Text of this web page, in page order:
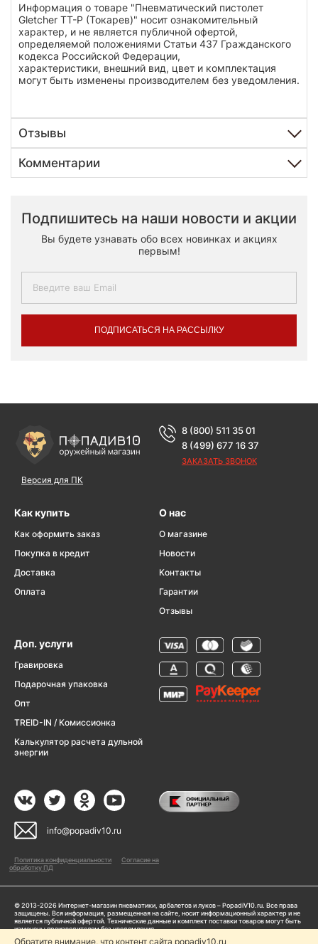
Информация о товаре "Пневматический пистолет
Gletcher TT-P (Токарев)" носит ознакомительный
характер, и не является публичной офертой,
определяемой положениями Статьи 437 Гражданского
кодекса Российской Федерации,
характеристики, внешний вид, цвет и комплектация
могут быть изменены производителем без уведомления.
Отзывы
Комментарии
Подпишитесь на наши новости и акции
Вы будете узнавать обо всех новинках и акциях
первым!
ПОДПИСАТЬСЯ НА РАССЫЛКУ
Версия для ПК
8 (800) 511 35 01
8 (499) 677 16 37
ЗАКАЗАТЬ ЗВОНОК
Как купить
Как оформить заказ
Покупка в кредит
Доставка
Оплата
О нас
О магазине
Новости
Контакты
Гарантии
Отзывы
Доп. услуги
Гравировка
Подарочная упаковка
Опт
TREID-IN / Комиссионка
Калькулятор расчета дульной
энергии
info@popadiv10.ru
Политика конфиденциальности
Согласие на
обработку ПД
© 2013-2026 Интернет-магазин пневматики, арбалетов и луков – PopadiV10.ru. Все права
защищены. Вся информация, размещенная на сайте, носит информационный характер и не
является публичной офертой. Технические данные и комплект поставки товаров могут быть
изменены производителем без уведомления
Обратите внимание, что контент сайта popadiv10.ru